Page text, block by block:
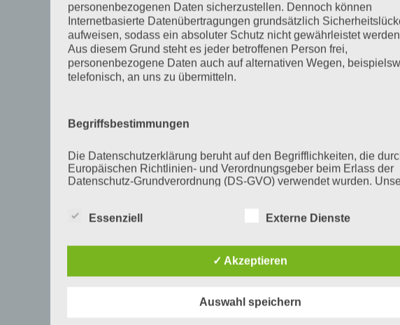
Über die
15.08.2024,
Zum Beitrag
Kolumne
Zivilisten
personenbezogenen Daten sicherzustellen. Dennoch können
Internetbasierte Datenübertragungen grundsätzlich
aufweisen, sodass ein absoluter Schutz nicht gewährleistet
Aus diesem Grund steht es jeder betroffenen Person frei,
personenbezogene Daten auch auf alternativen Wegen,
telefonisch, an uns zu übermitteln.
Begriffsbestimmungen
Die Datenschutzerklärung beruht auf den Begrifflichkeiten, die
Europäischen Richtlinien- und Verordnungsgeber beim Erlass der
Datenschutz-Grundverordnung (DS-GVO) verwendet wurden.
dies zu gewährleisten, möchten wir vorab die verwendeten
Wir verwenden in dieser Datenschutzerklärung unter anderem die
folgenden Begriffe:
Essenziell Externe Dienste
✓ Akzeptieren
Auswahl speichern